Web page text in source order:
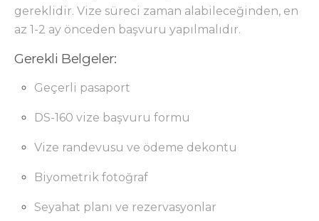
gereklidir. Vize süreci zaman alabileceğinden, en
az 1-2 ay önceden başvuru yapılmalıdır.
Gerekli Belgeler:
Geçerli pasaport
DS-160 vize başvuru formu
Vize randevusu ve ödeme dekontu
Biyometrik fotoğraf
Seyahat planı ve rezervasyonlar